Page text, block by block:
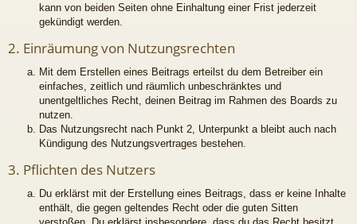
kann von beiden Seiten ohne Einhaltung einer Frist jederzeit
gekündigt werden.
2. Einräumung von Nutzungsrechten
Mit dem Erstellen eines Beitrags erteilst du dem Betreiber ein
einfaches, zeitlich und räumlich unbeschränktes und
unentgeltliches Recht, deinen Beitrag im Rahmen des Boards zu
nutzen.
Das Nutzungsrecht nach Punkt 2, Unterpunkt a bleibt auch nach
Kündigung des Nutzungsvertrages bestehen.
3. Pflichten des Nutzers
Du erklärst mit der Erstellung eines Beitrags, dass er keine Inhalte
enthält, die gegen geltendes Recht oder die guten Sitten